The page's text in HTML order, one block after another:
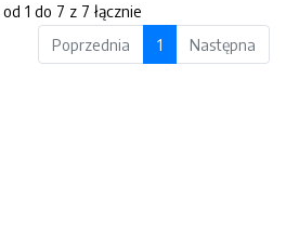
1 do 7 z 7 łącznie
Poprzednia
1 Następna